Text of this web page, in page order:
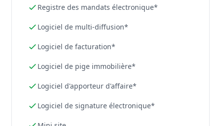
Registre des mandats électronique*
Logiciel de multi-diffusion*
Logiciel de facturation*
Logiciel de pige immobilière*
Logiciel d'apporteur d'affaire*
Logiciel de signature électronique*